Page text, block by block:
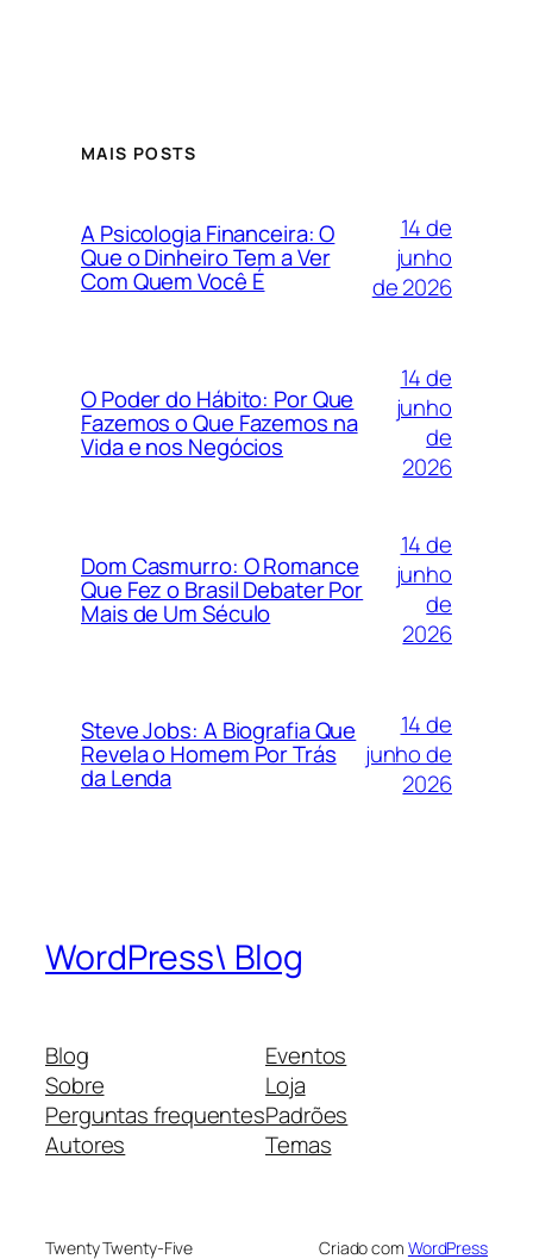
MAIS POSTS
A Psicologia Financeira: O
Que o Dinheiro Tem a Ver
Com Quem Você É
14 de
junho
de 2026
O Poder do Hábito: Por Que
Fazemos o Que Fazemos na
Vida e nos Negócios
14 de
junho
de
2026
Dom Casmurro: O Romance
Que Fez o Brasil Debater Por
Mais de Um Século
14 de
junho
de
2026
Steve Jobs: A Biografia Que
Revela o Homem Por Trás
da Lenda
14 de
junho de
2026
WordPress\ Blog
Blog
Sobre
Perguntas frequentes
Autores
Eventos
Loja
Padrões
Temas
Twenty Twenty-Five Criado com WordPress